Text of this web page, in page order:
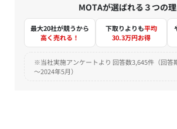
MOTAが選ばれる３つの
最大20社が競うから
高く売れる！
下取りよりも平均
30.3万円お得
※当社実施アンケートより 回答数3,645件（回答
～2024年5月）